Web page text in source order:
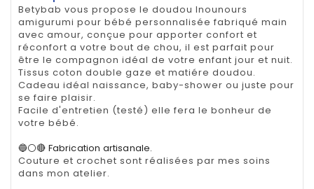
Betybab vous propose le doudou lnounours
amigurumi pour bébé personnalisée fabriqué main
avec amour, conçue pour apporter confort et
réconfort a votre bout de chou, il est parfait pour
être le compagnon idéal de votre enfant jour et nuit.
Tissus coton double gaze et matiére doudou.
Cadeau idéal naissance, baby-shower ou juste pour
se faire plaisir.
Facile d'entretien (testé) elle fera le bonheur de
votre bébé.
🔵⚪🔴 Fabrication artisanale.
Couture et crochet sont réalisées par mes soins
dans mon atelier.